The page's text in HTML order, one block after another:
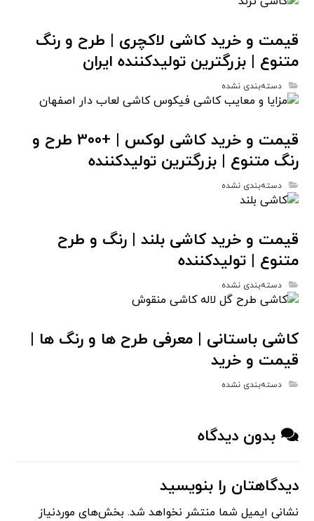
قیمت و خرید کاشی لاکچری | طرح و رنگ
متنوع | بزرگترین تولیدکننده ایران
دسته‌بندی نشده
قیمت و خرید کاشی لوکس | +300 طرح و
رنگ متنوع | بزرگترین تولیدکننده
دسته‌بندی نشده
قیمت و خرید کاشی بلند | رنگ و طرح
متنوع | تولیدکننده
دسته‌بندی نشده
کاشی باستانی | معرفی طرح ها و رنگ ها |
قیمت و خرید
دسته‌بندی نشده
بدون دیدگاه
دیدگاهتان را بنویسید
نشانی ایمیل شما منتشر نخواهد شد. بخش‌های موردنیاز